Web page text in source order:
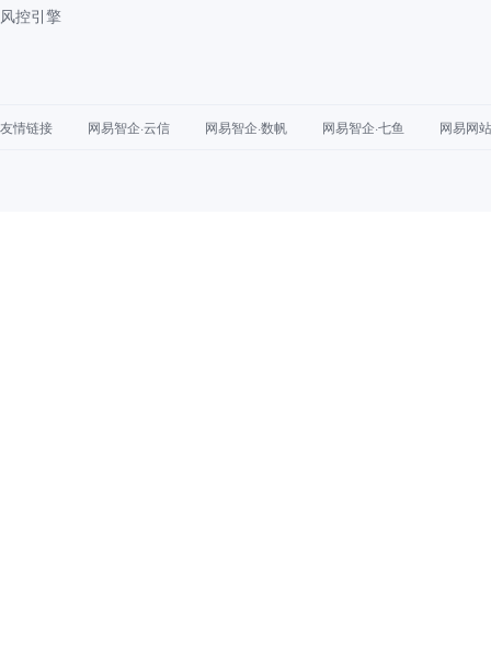
风控引擎
友情链接 网易智企·云信 网易智企·数帆 网易智企·七鱼 网易网